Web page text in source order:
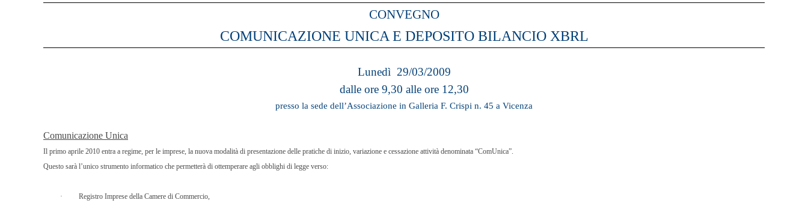
CONVEGNO
COMUNICAZIONE UNICA E DEPOSITO BILANCIO XBRL
Lunedì 29/03/2009
dalle ore 9,30 alle ore 12,30
presso la sede dell’Associazione in Galleria F. Crispi n. 45 a Vicenza
Comunicazione Unica
Il primo aprile 2010 entra a regime, per le imprese, la nuova modalità di presentazione delle pratiche di inizio, variazione e cessazione attività denominata “ComUnica”.
Questo sarà l’unico strumento informatico che permetterà di ottemperare agli obblighi di legge verso:
·
Registro Imprese della Camere di Commercio,